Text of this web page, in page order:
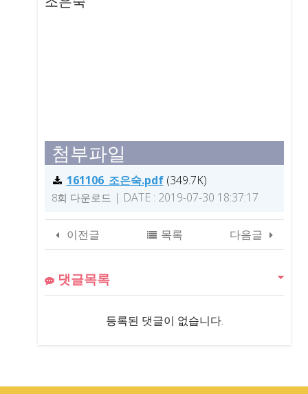
첨부파일
161106_조은숙.pdf(349.7K)
8회 다운로드 | DATE : 2019-07-30 18:37:17
이전글 다음글
목록
댓글목록
등록된 댓글이 없습니다.